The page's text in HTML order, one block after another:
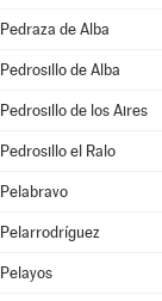
Pedraza de Alba
Pedrosillo de Alba
Pedrosillo de los Aires
Pedrosillo el Ralo
Pelabravo
Pelarrodríguez
Pelayos